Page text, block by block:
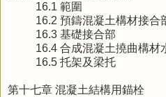
16.1 範圍
16.2 預鑄混凝土構材接合
16.3 基礎接合部
16.4 合成混凝土撓曲構材
16.5 托架及梁托
第十七章 混凝土結構用錨栓